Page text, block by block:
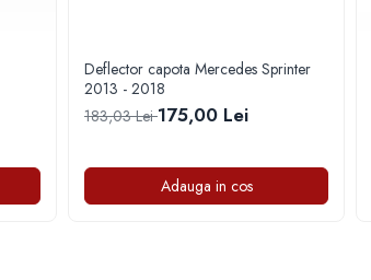
Deflector capota Mercedes Sprinter
2013 - 2018
183,03 Lei175,00 Lei
Adauga in cos